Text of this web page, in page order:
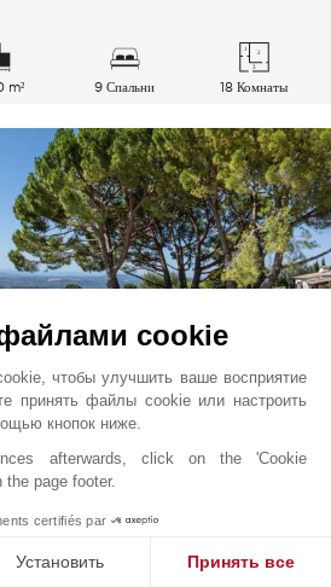
m² 9 Спальни 18 Комнаты
5 950 000 EUR
cookie
чтобы улучшить ваше восприятие
принять файлы cookie или настроить
кнопок ниже.
afterwards, click on the 'Cookie
page footer.
certifiés par
Установить Принять все